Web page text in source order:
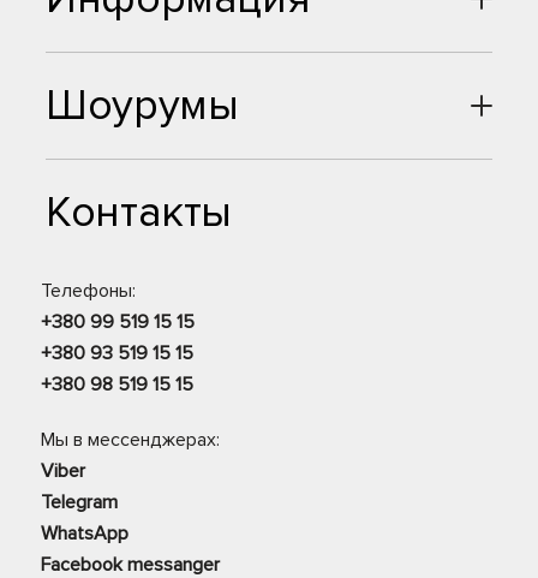
Шоурумы
Контакты
Телефоны:
+380 99 519 15 15
+380 93 519 15 15
+380 98 519 15 15
Мы в мессенджерах:
Viber
Telegram
WhatsApp
Facebook messanger